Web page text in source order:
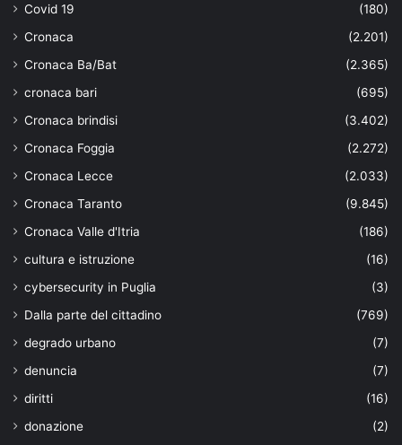
Covid 19
(180)
Cronaca
(2.201)
Cronaca Ba/Bat
(2.365)
cronaca bari
(695)
Cronaca brindisi
(3.402)
Cronaca Foggia
(2.272)
Cronaca Lecce
(2.033)
Cronaca Taranto
(9.845)
Cronaca Valle d'Itria
(186)
cultura e istruzione
(16)
cybersecurity in Puglia
(3)
Dalla parte del cittadino
(769)
degrado urbano
(7)
denuncia
(7)
diritti
(16)
donazione
(2)